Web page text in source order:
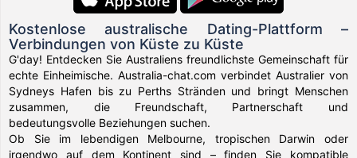
Kostenlose australische Dating-Plattform –
Verbindungen von Küste zu Küste
G'day! Entdecken Sie Australiens freundlichste Gemeinschaft für
echte Einheimische. Australia-chat.com verbindet Australier von
Sydneys Hafen bis zu Perths Stränden und bringt Menschen
zusammen, die Freundschaft, Partnerschaft und
bedeutungsvolle Beziehungen suchen.
Ob Sie im lebendigen Melbourne, tropischen Darwin oder
irgendwo auf dem Kontinent sind – finden Sie kompatible